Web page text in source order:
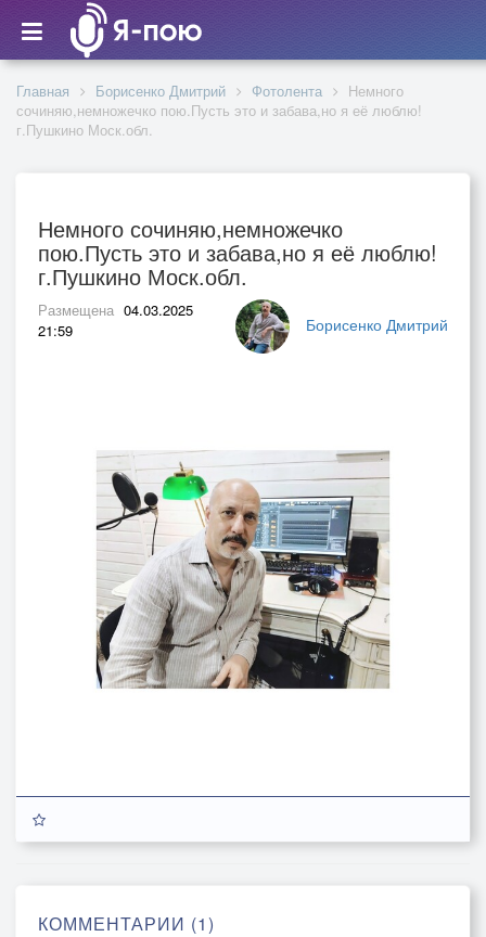
Главная Борисенко Дмитрий Фотолента
Немного
сочиняю,немножечко пою.Пусть это и забава,но я её люблю!
г.Пушкино Моск.обл.
Немного сочиняю,немножечко
пою.Пусть это и забава,но я её люблю!
г.Пушкино Моск.обл.
Борисенко Дмитрий
Размещена 04.03.2025
21:59
КОММЕНТАРИИ (1)